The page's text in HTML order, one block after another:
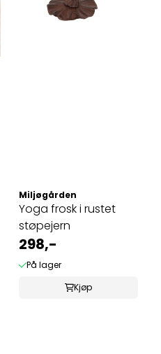
Miljøgården
Yoga frosk i rustet
støpejern
298,-
På lager
Kjøp